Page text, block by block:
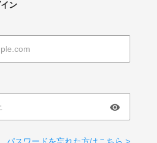
ン